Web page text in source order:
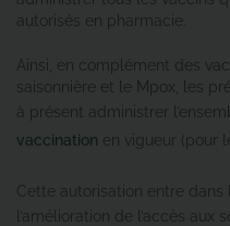
autorisés en pharmacie.
Ainsi, en complément des
saisonnière et le Mpox, les
à présent administrer
vaccination en vigueur (pour
Cette autorisation entre dans
l’amélioration de l’accès aux